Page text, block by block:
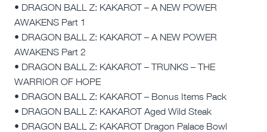
• DRAGON BALL Z: KAKAROT – A NEW POWER
AWAKENS Part 1
• DRAGON BALL Z: KAKAROT – A NEW POWER
AWAKENS Part 2
• DRAGON BALL Z: KAKAROT – TRUNKS – THE
WARRIOR OF HOPE
• DRAGON BALL Z: KAKAROT – Bonus Items Pack
• DRAGON BALL Z: KAKAROT Aged Wild Steak
• DRAGON BALL Z: KAKAROT Dragon Palace Bowl